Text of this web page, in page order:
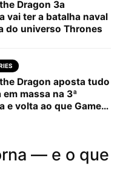
Dragon 3a
vai ter a batalha naval
do universo Thrones
Dragon aposta tudo
em massa na 3ª
e volta ao que Game
— e o que